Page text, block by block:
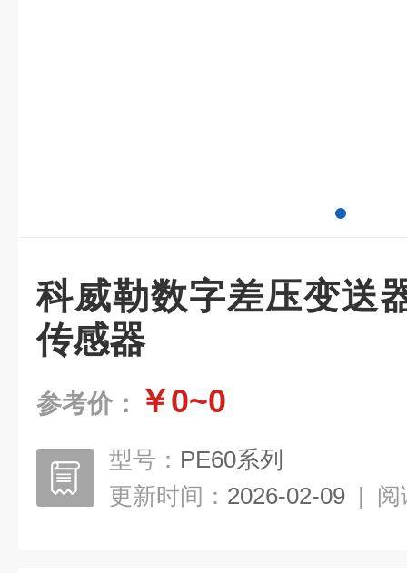
科威勒数字差压变送
传感器
参考价： ￥0~0
型号： PE60系列
更新时间： 2026-02-09 | 阅